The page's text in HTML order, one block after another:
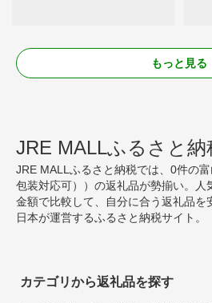
もっと見る
JRE MALLふるさと納
JRE MALLふるさと納税では、0件の
包装対応可））の返礼品が勢揃い。人
金額で比較して、自分に合う返礼品を
日本が運営するふるさと納税サイト。
カテゴリから返礼品を探す